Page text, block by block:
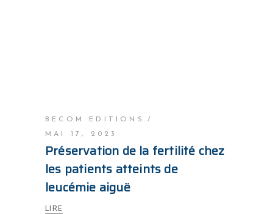
BECOM EDITIONS
MAI 17, 2023
Préservation de la fertilité chez
les patients atteints de
leucémie aiguë
LIRE